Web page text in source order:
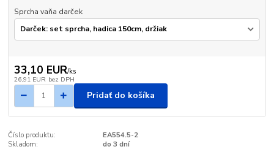
Sprcha vaňa darček
33,10 EUR/ks
26,91 EUR bez DPH
Pridať do košíka
Číslo produktu:
EA554.5-2
Skladom:
do 3 dní